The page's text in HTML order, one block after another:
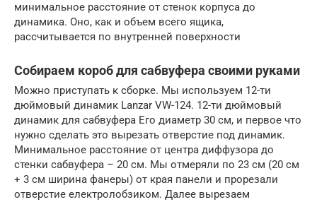
минимальное расстояние от стенок корпуса до
динамика. Оно, как и объем всего ящика,
рассчитывается по внутренней поверхности
Собираем короб для сабвуфера своими руками
Можно приступать к сборке. Мы используем 12-ти
дюймовый динамик Lanzar VW-124. 12-ти дюймовый
динамик для сабвуфера Его диаметр 30 см, и первое что
нужно сделать это вырезать отверстие под динамик.
Минимальное расстояние от центра диффузора до
стенки сабвуфера – 20 см. Мы отмеряли по 23 см (20 см
+ 3 см ширина фанеры) от края панели и прорезали
отверстие електролобзиком. Далее вырезаем